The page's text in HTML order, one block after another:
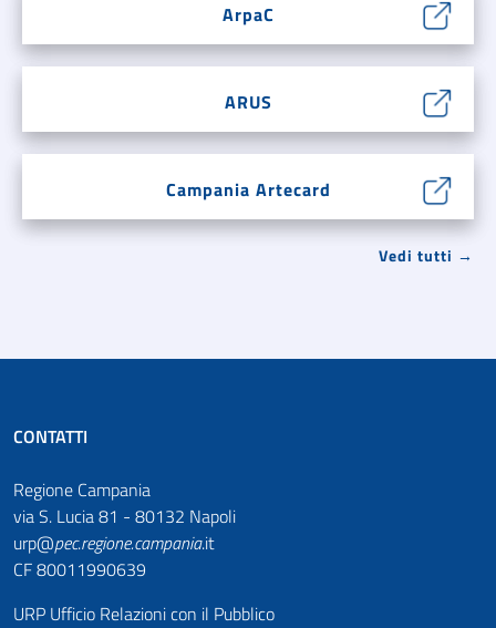
ArpaC
ARUS
Campania Artecard
Vedi tutti →
CONTATTI
Regione Campania
via S. Lucia 81 - 80132 Napoli
urp@pec.regione.campania.it
CF 80011990639
URP Ufficio Relazioni con il Pubblico